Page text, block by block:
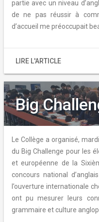
partie avec un niveau
de ne pas réussir à
d’accueil me préoccupait
LIRE L'ARTICLE
Big
Le Collège a organisé,
du Big Challenge pour les
et européenne de la
concours national
l’ouverture internationale
ont pu mesurer leurs
grammaire et culture